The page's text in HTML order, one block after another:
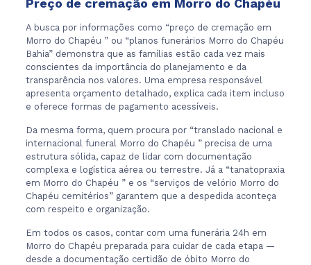
Preço de cremação em Morro do Chapéu
A busca por informações como “preço de cremação em
Morro do Chapéu ” ou “planos funerários Morro do Chapéu
Bahia” demonstra que as famílias estão cada vez mais
conscientes da importância do planejamento e da
transparência nos valores. Uma empresa responsável
apresenta orçamento detalhado, explica cada item incluso
e oferece formas de pagamento acessíveis.
Da mesma forma, quem procura por “translado nacional e
internacional funeral Morro do Chapéu ” precisa de uma
estrutura sólida, capaz de lidar com documentação
complexa e logística aérea ou terrestre. Já a “tanatopraxia
em Morro do Chapéu ” e os “serviços de velório Morro do
Chapéu cemitérios” garantem que a despedida aconteça
com respeito e organização.
Em todos os casos, contar com uma funerária 24h em
Morro do Chapéu preparada para cuidar de cada etapa —
desde a documentação certidão de óbito Morro do